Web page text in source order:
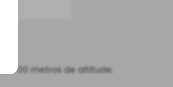
700 metros de altitude.